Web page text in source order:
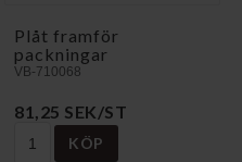
Plåt framför
packningar
VB-710068
81,25 SEK/ST
KÖP